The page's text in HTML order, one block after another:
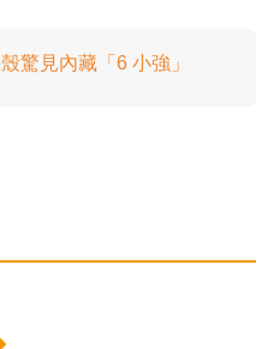
驚見內藏「6 小強」